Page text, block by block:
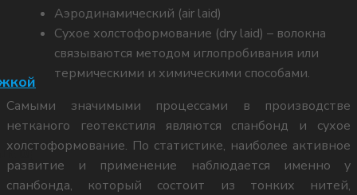
®)
Аэродинамический (air laid)
Сухое холстоформование (dry laid) – волокна
связываются методом иглопробивания или
термическими и химическими способами.
Самыми значимыми процессами в производстве
нетканого геотекстиля являются спанбонд и сухое
холстоформование. По статистике, наиболее активное
развитие и применение наблюдается именно у
спанбонда, который состоит из тонких нитей,